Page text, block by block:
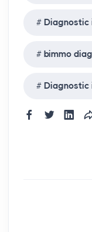
Diagnostic
bimmo
Diagnostic